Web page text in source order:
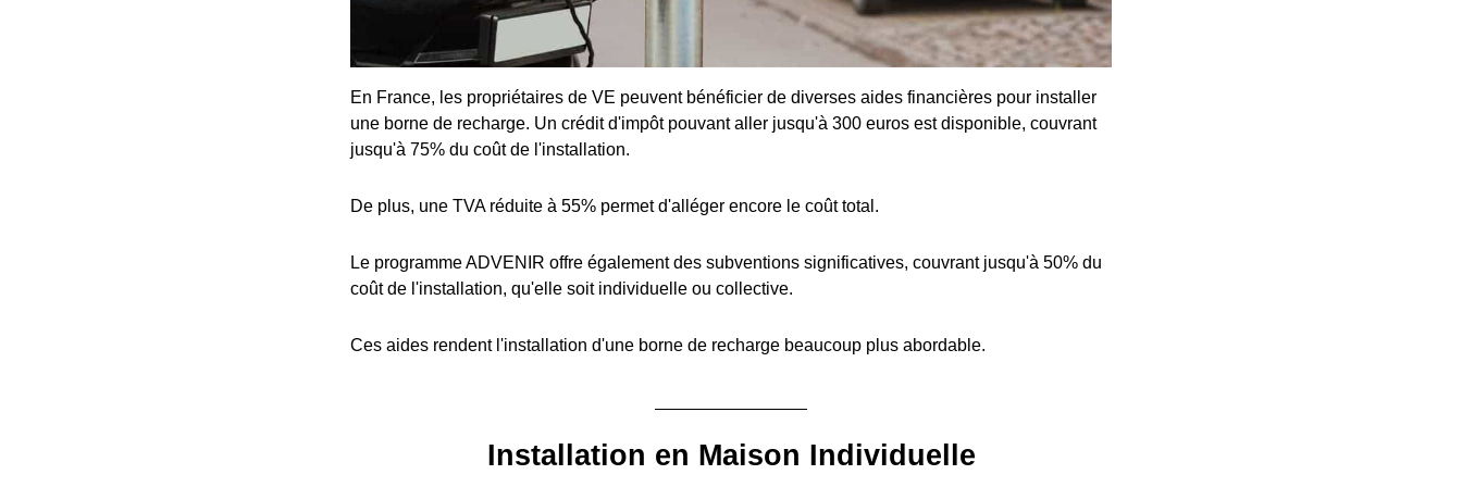
En France, les propriétaires de VE peuvent bénéficier de diverses aides financières pour installer
une borne de recharge. Un crédit d'impôt pouvant aller jusqu'à 300 euros est disponible, couvrant
jusqu'à 75% du coût de l'installation.
De plus, une TVA réduite à 55% permet d'alléger encore le coût total.
Le programme ADVENIR offre également des subventions significatives, couvrant jusqu'à 50% du
coût de l'installation, qu'elle soit individuelle ou collective.
Ces aides rendent l'installation d'une borne de recharge beaucoup plus abordable.
Installation en Maison Individuelle